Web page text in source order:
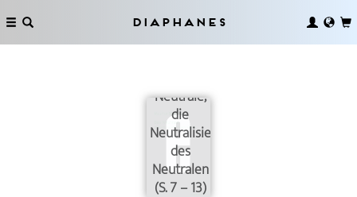
Diaphanes
Neutrale,
die
Neutralisierung
des
Neutralen
(S. 7 – 13)